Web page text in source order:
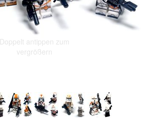
Doppelt antippen zum
vergrößern